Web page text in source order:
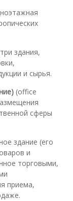
здания,
и сырья.
(office
сферы
здание (его
и
торговыми,
приема,